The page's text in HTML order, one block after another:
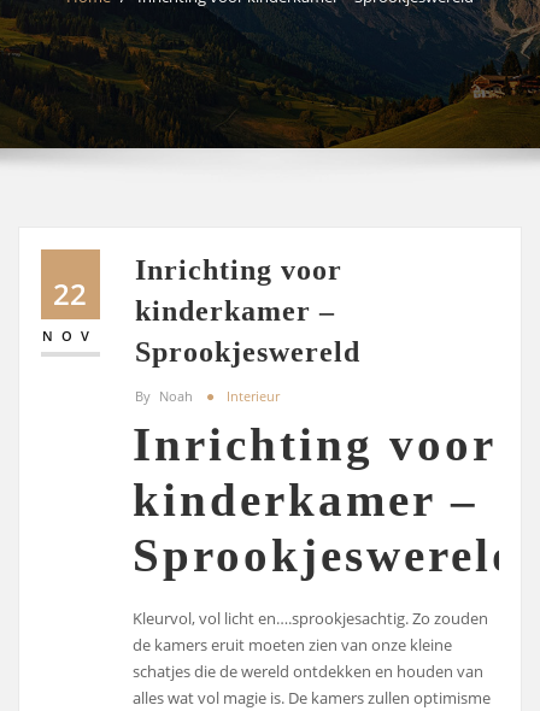
22
NOV
Inrichting voor
kinderkamer –
Sprookjeswereld
By Noah Interieur
Inrichting voor
kinderkamer –
Sprookjeswereld
Kleurvol, vol licht en….sprookjesachtig. Zo zouden
de kamers eruit moeten zien van onze kleine
schatjes die de wereld ontdekken en houden van
alles wat vol magie is. De kamers zullen optimisme